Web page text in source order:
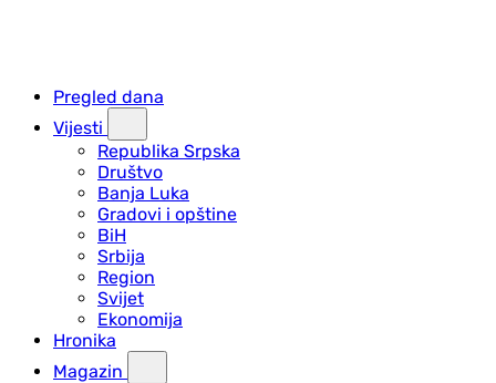
Pregled dana
Vijesti
Republika Srpska
Društvo
Banja Luka
Gradovi i opštine
BiH
Srbija
Region
Svijet
Ekonomija
Hronika
Magazin